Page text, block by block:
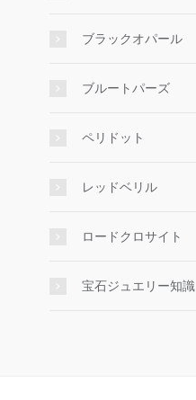
ブラックオパール
ブルートパーズ
ペリドット
レッドベリル
ロードクロサイト
宝石ジュエリー知識